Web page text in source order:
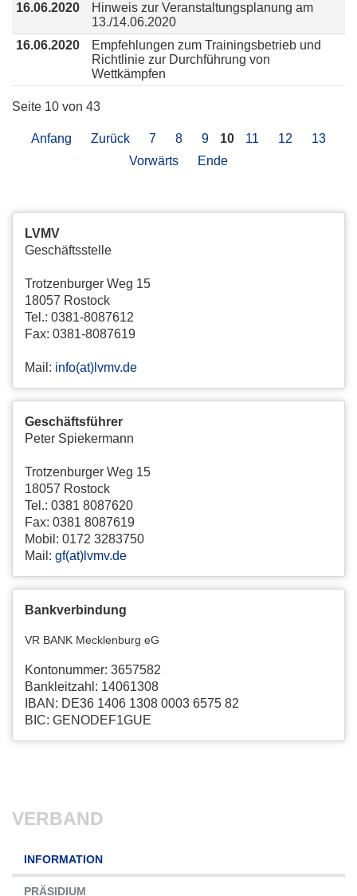
16.06.2020
Hinweis zur Veranstaltungsplanung am
13./14.06.2020
16.06.2020
Empfehlungen zum Trainingsbetrieb und
Richtlinie zur Durchführung von
Wettkämpfen
Seite 10 von 43
Anfang Zurück 7 8 9 10 11 12
13
Vorwärts
Ende
LVMV
Geschäftsstelle
Trotzenburger Weg 15
18057 Rostock
Tel.: 0381-8087612
Fax: 0381-8087619
Mail: info(at)lvmv.de
Geschäftsführer
Peter Spiekermann
Trotzenburger Weg 15
18057 Rostock
Tel.: 0381 8087620
Fax: 0381 8087619
Mobil: 0172 3283750
Mail: gf(at)lvmv.de
Bankverbindung
VR BANK Mecklenburg eG
Kontonummer: 3657582
Bankleitzahl: 14061308
IBAN: DE36 1406 1308 0003 6575 82
BIC: GENODEF1GUE
VERBAND
überspringen
INFORMATION
PRÄSIDIUM